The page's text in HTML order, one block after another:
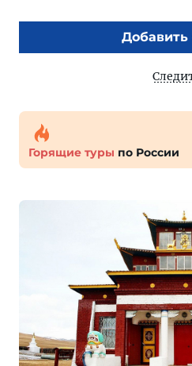
Добавить
Горящие туры по России